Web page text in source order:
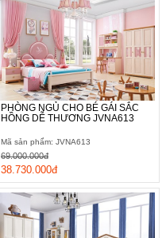
PHÒNG NGỦ CHO BÉ GÁI SẮC
HỒNG DỄ THƯƠNG JVNA613
Mã sản phẩm: JVNA613
38.730.000đ
69.000.000đ